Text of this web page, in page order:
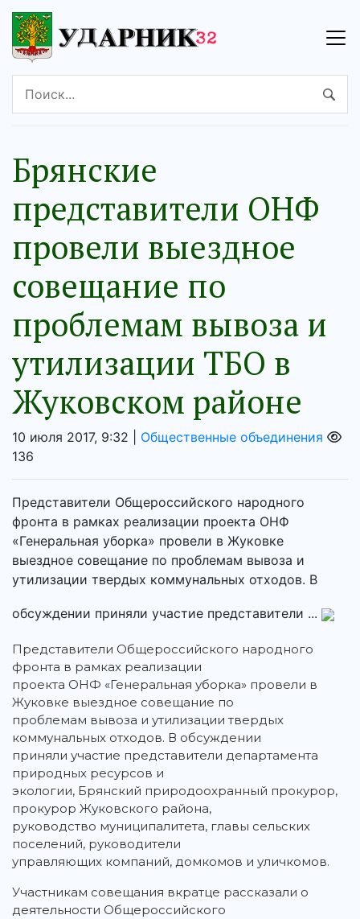
Брянские
представители ОНФ
провели выездное
совещание по
проблемам вывоза и
утилизации ТБО в
Жуковском районе
10 июля 2017, 9:32 | Общественные объединения
136
Представители Общероссийского народного
фронта в рамках реализации проекта ОНФ
«Генеральная уборка» провели в Жуковке
выездное совещание по проблемам вывоза и
утилизации твердых коммунальных отходов. В
обсуждении приняли участие представители ...
Представители Общероссийского народного
фронта в рамках реализации
проекта ОНФ «Генеральная уборка» провели в
Жуковке выездное совещание по
проблемам вывоза и утилизации твердых
коммунальных отходов. В обсуждении
приняли участие представители департамента
природных ресурсов и
экологии, Брянский природоохранный прокурор,
прокурор Жуковского района,
руководство муниципалитета, главы сельских
поселений, руководители
управляющих компаний, домкомов и уличкомов.
Участникам совещания вкратце рассказали о
деятельности Общероссийского